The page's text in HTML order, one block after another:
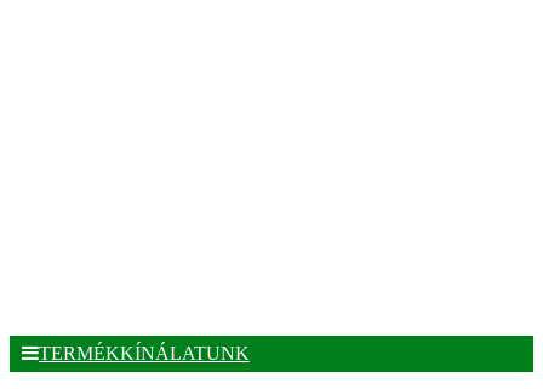
TERMÉKKÍNÁLATUNK